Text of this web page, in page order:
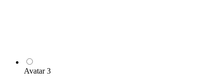
Avatar 3